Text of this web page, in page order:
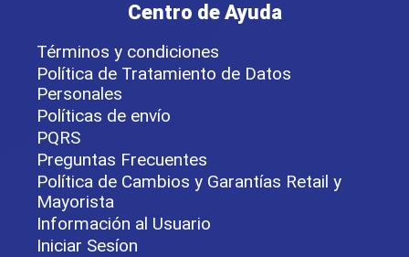
Centro de Ayuda
Términos y condiciones
Política de Tratamiento de Datos
Personales
Políticas de envío
PQRS
Preguntas Frecuentes
Política de Cambios y Garantías Retail y
Mayorista
Información al Usuario
Iniciar Sesíon